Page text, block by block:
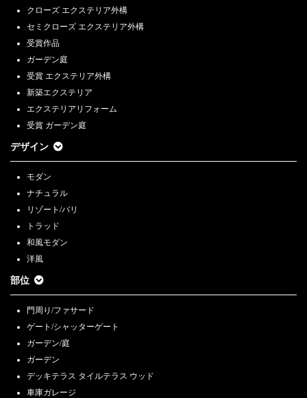
クローズ エクステリア外構
セミクローズ エクステリア外構
受賞作品
ガーデン庭
受賞 エクステリア外構
新築エクステリア
エクステリアリフォーム
受賞 ガーデン庭
デザイン
モダン
ナチュラル
リゾート/バリ
トラッド
和風モダン
洋風
部位
門周り/ファサード
ゲート/シャッターゲート
ガーデン/庭
ガーデン
デッキテラス タイルテラス ウッド
車庫ガレージ